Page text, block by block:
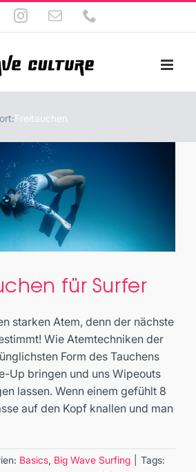
FacebookInstagram
E-
Mail
Freitauchen
für Surfer
Big Wave Surfing
für Surfer
starken Atem, denn der nächste
Wie Atemtechniken der
Form des Tauchens
Up bringen und uns Wipeouts
lassen. Wenn einem gefühlt 8
auf den Kopf knallen und man
Basics, Big Wave Surfing
Tags: